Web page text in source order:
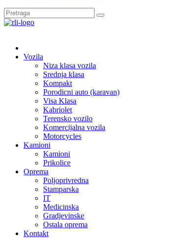
Vozila
Niza klasa vozila
Srednja klasa
Kompakt
Porodicni auto (karavan)
Visa Klasa
Kabriolet
Terensko vozilo
Komercijalna vozila
Motorcycles
Kamioni
Kamioni
Prikolice
Oprema
Poljoprivredna
Stamparska
IT
Medicinska
Gradjevinske
Ostala oprema
Kontakt